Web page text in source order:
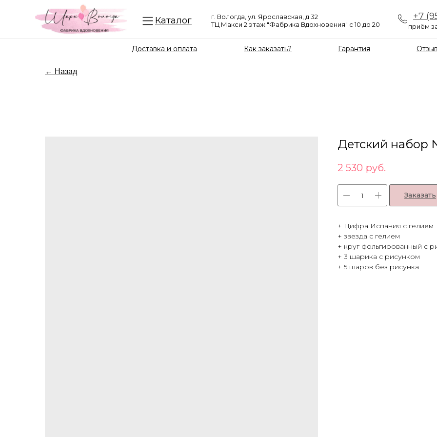
+7
Каталог
приём
г. Вологда, ул. Ярославская, д 32
ТЦ Макси 2 этаж "Фабрика Вдохновения" с 10 до 20
Доставка и оплата Как заказать? Гарантия
← Назад
Детский набор
2 530 руб.
Заказать
+ Цифра Испания с гелием
+ звезда с гелием
+ круг фольгированный с
+ 3 шарика с рисунком
+ 5 шаров без рисунка